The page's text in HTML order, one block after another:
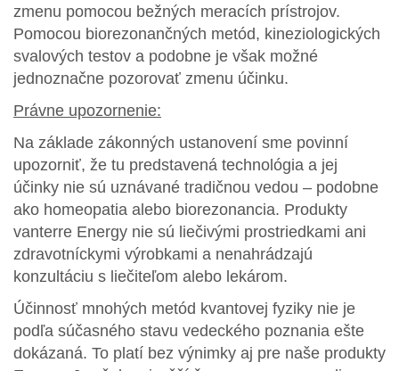
zmenu pomocou bežných meracích prístrojov.
Pomocou biorezonančných metód, kineziologických
svalových testov a podobne je však možné
jednoznačne pozorovať zmenu účinku.
Právne upozornenie:
Na základe zákonných ustanovení sme povinní
upozorniť, že tu predstavená technológia a jej
účinky nie sú uznávané tradičnou vedou – podobne
ako homeopatia alebo biorezonancia. Produkty
vanterre Energy nie sú liečivými prostriedkami ani
zdravotníckymi výrobkami a nenahrádzajú
konzultáciu s liečiteľom alebo lekárom.
Účinnosť mnohých metód kvantovej fyziky nie je
podľa súčasného stavu vedeckého poznania ešte
dokázaná. To platí bez výnimky aj pre naše produkty